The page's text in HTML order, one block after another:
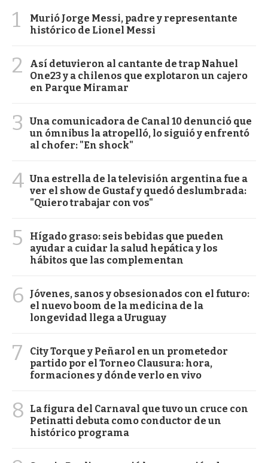
1
Murió Jorge Messi, padre y representante
histórico de Lionel Messi
2
Así detuvieron al cantante de trap Nahuel
One23 y a chilenos que explotaron un cajero
en Parque Miramar
3
Una comunicadora de Canal 10 denunció que
un ómnibus la atropelló, lo siguió y enfrentó
al chofer: "En shock"
4 Una estrella de la televisión argentina fue a
ver el show de Gustaf y quedó deslumbrada:
"Quiero trabajar con vos"
5
Hígado graso: seis bebidas que pueden
ayudar a cuidar la salud hepática y los
hábitos que las complementan
6
Jóvenes, sanos y obsesionados con el futuro:
el nuevo boom de la medicina de la
longevidad llega a Uruguay
7
City Torque y Peñarol en un prometedor
partido por el Torneo Clausura: hora,
formaciones y dónde verlo en vivo
8
La figura del Carnaval que tuvo un cruce con
Petinatti debuta como conductor de un
histórico programa